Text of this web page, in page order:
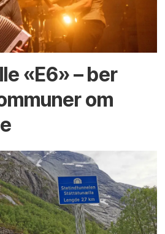
«E6» – ber
om